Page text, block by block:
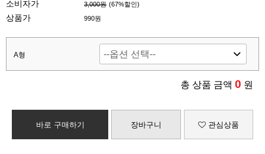
소비자가 3,000원 (67%할인)
상품가 990원
A형
총 상품 금액 0 원
바로 구매하기 장바구니 관심상품